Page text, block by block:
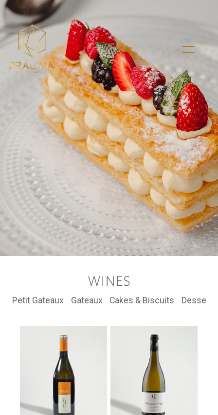
WINES
Petit Gateaux Gateaux Cakes & Biscuits Dessert